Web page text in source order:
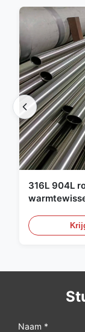
316L 904L
Naam *